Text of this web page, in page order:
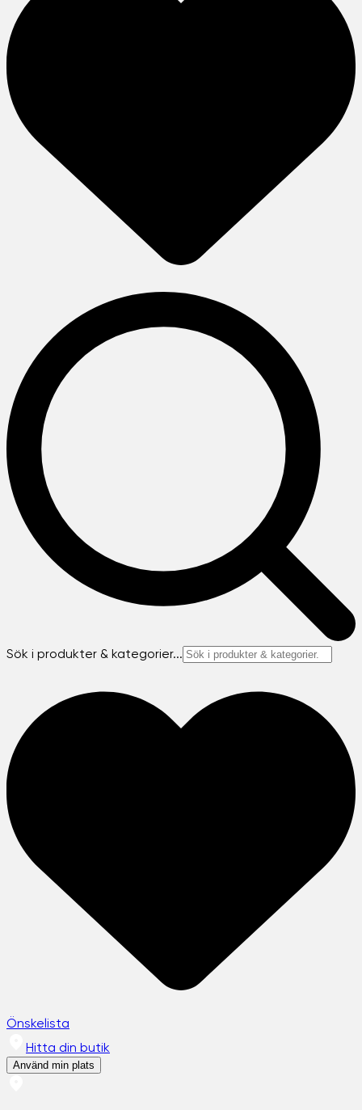
Sök i produkter & kategorier...
Önskelista
Hitta din butik
Använd min plats